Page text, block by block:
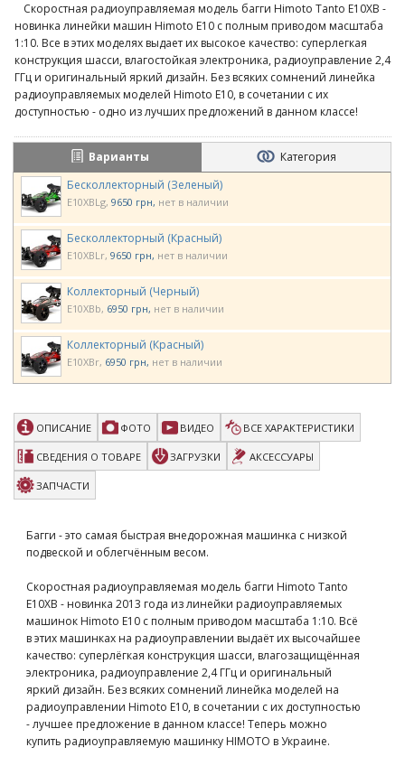
Скоростная радиоуправляемая модель багги Himoto Tanto E10XB -
новинка линейки машин Himoto E10 с полным приводом масштаба
1:10. Все в этих моделях выдает их высокое качество: суперлегкая
конструкция шасси, влагостойкая электроника, радиоуправление 2,4
ГГц и оригинальный яркий дизайн. Без всяких сомнений линейка
радиоуправляемых моделей Himoto E10, в сочетании с их
доступностью - одно из лучших предложений в данном классе!
Варианты
Категория
Бесколлекторный (Зеленый)
E10XBLg 9650 грн нет в наличии
Бесколлекторный (Красный)
E10XBLr 9650 грн нет в наличии
Коллекторный (Черный)
E10XBb 6950 грн нет в наличии
Коллекторный (Красный)
E10XBr 6950 грн нет в наличии
ОПИСАНИЕ ФОТО ВИДЕО ВСЕ ХАРАКТЕРИСТИКИ
СВЕДЕНИЯ О ТОВАРЕ ЗАГРУЗКИ АКСЕССУАРЫ
ЗАПЧАСТИ
Багги - это самая быстрая внедорожная машинка с низкой
подвеской и облегчённым весом.
Скоростная радиоуправляемая модель багги Himoto Tanto
E10XB - новинка 2013 года из линейки радиоуправляемых
машинок Himoto E10 с полным приводом масштаба 1:10. Всё
в этих машинках на радиоуправлении выдаёт их высочайшее
качество: суперлёгкая конструкция шасси, влагозащищённая
электроника, радиоуправление 2,4 ГГц и оригинальный
яркий дизайн. Без всяких сомнений линейка моделей на
радиоуправлении Himoto E10, в сочетании с их доступностью
- лучшее предложение в данном классе! Теперь можно
купить радиоуправляемую машинку HIMOTO в Украине.